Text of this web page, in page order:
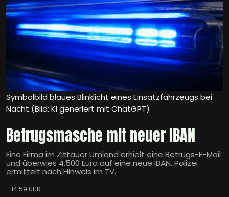
Symbolbild blaues Blinklicht eines Einsatzfahrzeugs bei
Nacht (Bild: KI generiert mit ChatGPT)
Betrugsmasche mit neuer IBAN
Eine Firma im Zittauer Umland erhielt eine Betrugs-E-Mail
und überwies 4.500 Euro auf eine neue IBAN. Polizei
ermittelt nach Hinweis im TV.
14:59 UHR